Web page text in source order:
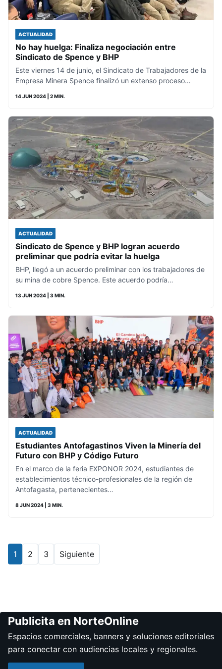
ACTUALIDAD
No hay huelga: Finaliza negociación entre
Sindicato de Spence y BHP
Este viernes 14 de junio, el Sindicato de Trabajadores de la
Empresa Minera Spence finalizó un extenso proceso…
14 JUN 2024 | 2 MIN.
ACTUALIDAD
Sindicato de Spence y BHP logran acuerdo
preliminar que podría evitar la huelga
BHP, llegó a un acuerdo preliminar con los trabajadores de
su mina de cobre Spence. Este acuerdo podría…
13 JUN 2024 | 3 MIN.
ACTUALIDAD
Estudiantes Antofagastinos Viven la Minería del
Futuro con BHP y Código Futuro
En el marco de la feria EXPONOR 2024, estudiantes de
establecimientos técnico-profesionales de la región de
Antofagasta, pertenecientes…
8 JUN 2024 | 3 MIN.
1 2 3 Siguiente
Publicita en NorteOnline
Espacios comerciales, banners y soluciones editoriales
para conectar con audiencias locales y regionales.